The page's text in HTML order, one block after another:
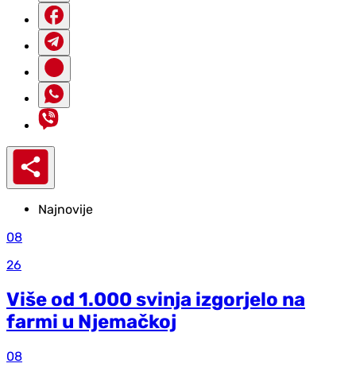
Najnovije
08
26
Više od 1.000 svinja izgorjelo na
farmi u Njemačkoj
08